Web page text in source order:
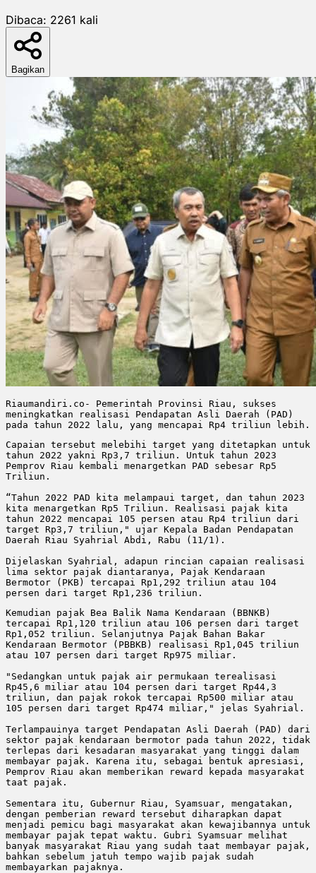
Dibaca: 2261 kali
Bagikan
Riaumandiri.co- Pemerintah Provinsi Riau, sukses
meningkatkan realisasi Pendapatan Asli Daerah (PAD)
Capaian tersebut melebihi target yang ditetapkan untuk
tahun 2022 yakni Rp3,7 triliun. Untuk tahun 2023
Pemprov Riau kembali menargetkan PAD sebesar Rp5
Triliun.
“Tahun 2022 PAD kita melampaui target, dan tahun 2023
kita menargetkan Rp5 Triliun. Realisasi pajak kita
tahun 2022 mencapai 105 persen atau Rp4 triliun dari
target Rp3,7 triliun," ujar Kepala Badan Pendapatan
Daerah Riau Syahrial Abdi, Rabu (11/1).
Dijelaskan Syahrial, adapun rincian capaian realisasi
lima sektor pajak diantaranya, Pajak Kendaraan
Bermotor (PKB) tercapai Rp1,292 triliun atau 104
persen dari target Rp1,236 triliun.
Kemudian pajak Bea Balik Nama Kendaraan (BBNKB)
tercapai Rp1,120 triliun atau 106 persen dari target
Rp1,052 triliun. Selanjutnya Pajak Bahan Bakar
Kendaraan Bermotor (PBBKB) realisasi Rp1,045 triliun
atau 107 persen dari target Rp975 miliar.
"Sedangkan untuk pajak air permukaan terealisasi
Rp45,6 miliar atau 104 persen dari target Rp44,3
triliun, dan pajak rokok tercapai Rp500 miliar atau
105 persen dari target Rp474 miliar," jelas Syahrial.
Terlampauinya target Pendapatan Asli Daerah (PAD) dari
sektor pajak kendaraan bermotor pada tahun 2022, tidak
terlepas dari kesadaran masyarakat yang tinggi dalam
membayar pajak. Karena itu, sebagai bentuk apresiasi,
Pemprov Riau akan memberikan reward kepada masyarakat
taat pajak.
Sementara itu, Gubernur Riau, Syamsuar, mengatakan,
dengan pemberian reward tersebut diharapkan dapat
menjadi pemicu bagi masyarakat akan kewajibannya untuk
membayar pajak tepat waktu. Gubri Syamsuar melihat
banyak masyarakat Riau yang sudah taat membayar pajak,
bahkan sebelum jatuh tempo wajib pajak sudah
membayarkan pajaknya.